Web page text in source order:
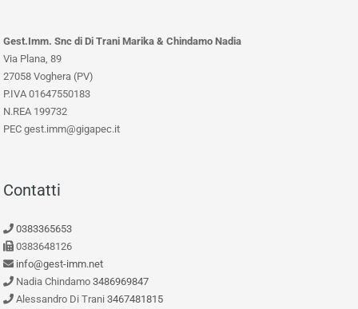
Gest.Imm. Snc di Di Trani Marika & Chindamo Nadia
Via Plana, 89
27058 Voghera (PV)
P.IVA 01647550183
N.REA 199732
PEC gest.imm@gigapec.it
Contatti
0383365653
0383648126
info@gest-imm.net
Nadia Chindamo 3486969847
Alessandro Di Trani 3467481815